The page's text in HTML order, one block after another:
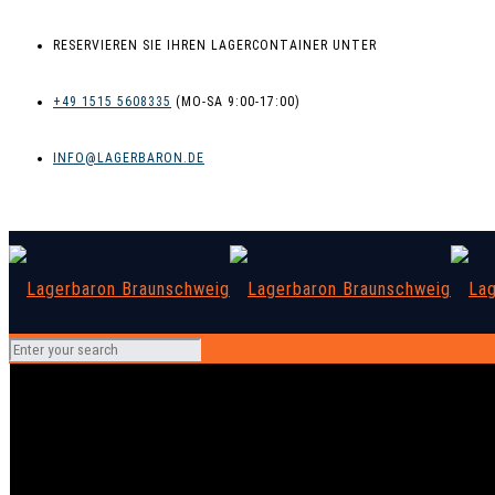
RESERVIEREN SIE IHREN LAGERCONTAINER UNTER
+49 1515 5608335
INFO@LAGERBARON.DE